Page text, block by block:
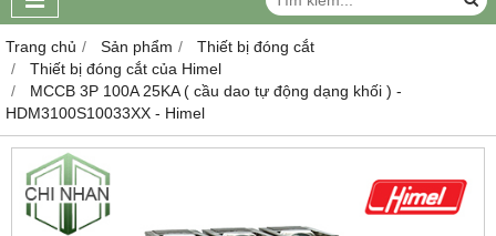
Trang chủ Sản phẩm
Thiết bị đóng cắt
Thiết bị đóng cắt của Himel
MCCB 3P 100A 25KA ( cầu dao tự động dạng khối ) -
HDM3100S10033XX - Himel